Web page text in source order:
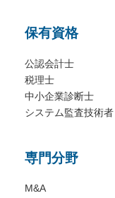
保有資格
公認会計士
税理士
中小企業診断士
システム監査技術者
専門分野
M&A